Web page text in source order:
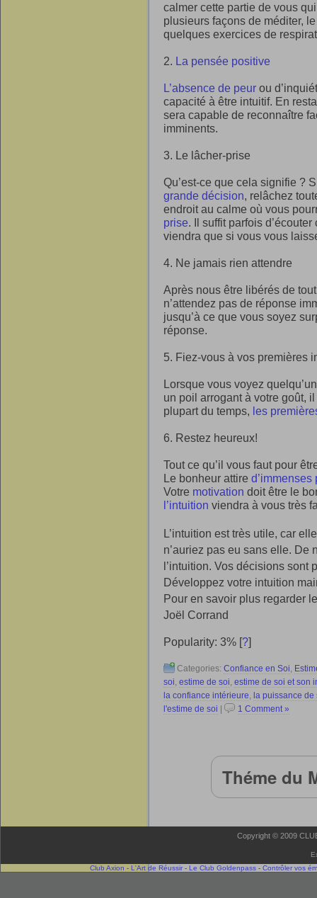
calmer cette partie de vous
plusieurs façons de méditer,
quelques exercices de
2. La pensée positive
L’absence de peur ou
capacité à être intuitif. En
sera capable de reconnaître
imminents.
3. Le lâcher-prise
Qu’est-ce que cela signifie ?
grande décision, relâchez
endroit au calme où vous
prise. Il suffit parfois
viendra que si vous vous
4. Ne jamais rien attendre
Après nous être libérés de
n’attendez pas de réponse
jusqu’à ce que vous soyez
réponse.
5. Fiez-vous à vos premières
Lorsque vous voyez
un poil arrogant à votre goût,
plupart du temps, les
6. Restez heureux!
Tout ce qu’il vous faut pour
Le bonheur attire d’immenses
Votre motivation doit être le
l’intuition viendra à vous très
L’intuition est très utile, car
n’auriez pas eu sans elle. De
l’intuition. Vos décisions sont
Développez votre intuition
Pour en savoir plus regarder
Joël Corrand
Popularity: 3% [?]
Categories: Confiance en Soi,
soi, estime de soi, estime de soi et son
la confiance intérieure, la puissance
l'estime de soi
1 Comment »
Théme du
Copyright © 2009
Club Axion - L'Art de Réussir - Le Club Goldenpass - Contrôler vos